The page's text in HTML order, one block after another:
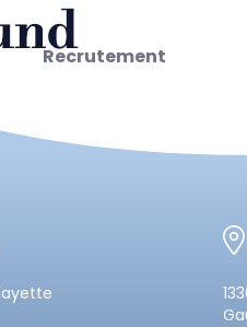
Recrutement